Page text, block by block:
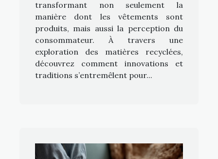
transformant non seulement la
manière dont les vêtements sont
produits, mais aussi la perception du
consommateur. À travers une
exploration des matières recyclées,
découvrez comment innovations et
traditions s’entremêlent pour...